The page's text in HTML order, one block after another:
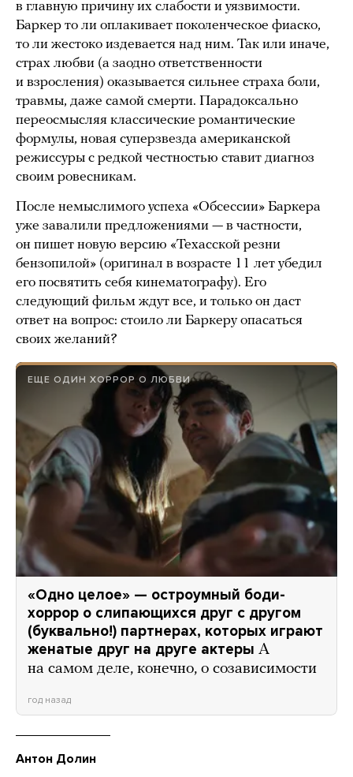
в главную причину их слабости и уязвимости.
Баркер то ли оплакивает поколенческое фиаско,
то ли жестоко издевается над ним. Так или иначе,
страх любви (а заодно ответственности
и взросления) оказывается сильнее страха боли,
травмы, даже самой смерти. Парадоксально
переосмысляя классические романтические
формулы, новая суперзвезда американской
режиссуры с редкой честностью ставит диагноз
своим ровесникам.
После немыслимого успеха «Обсессии» Баркера
уже завалили предложениями — в частности,
он пишет новую версию «Техасской резни
бензопилой» (оригинал в возрасте 11 лет убедил
его посвятить себя кинематографу). Его
следующий фильм ждут все, и только он даст
ответ на вопрос: стоило ли Баркеру опасаться
своих желаний?
ЕЩЕ ОДИН ХОРРОР О ЛЮБВИ
«Одно целое» — остроумный боди-
хоррор о слипающихся друг с другом
(буквально!) партнерах, которых играют
женатые друг на друге актеры А
на самом деле, конечно, о созависимости
год назад
Антон Долин